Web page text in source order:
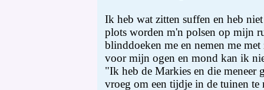
Ik heb wat zitten suffen en heb
plots worden m'n polsen op mijn
blinddoeken me en nemen me
voor mijn ogen en mond kan ik
"Ik heb de Markies en die meneer
vroeg om een tijdje in de tuinen